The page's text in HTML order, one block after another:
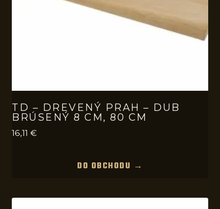
TD – DREVENÝ PRAH – DUB
BRÚSENÝ 8 CM, 80 CM
16,11 €
DO OBCHODU →